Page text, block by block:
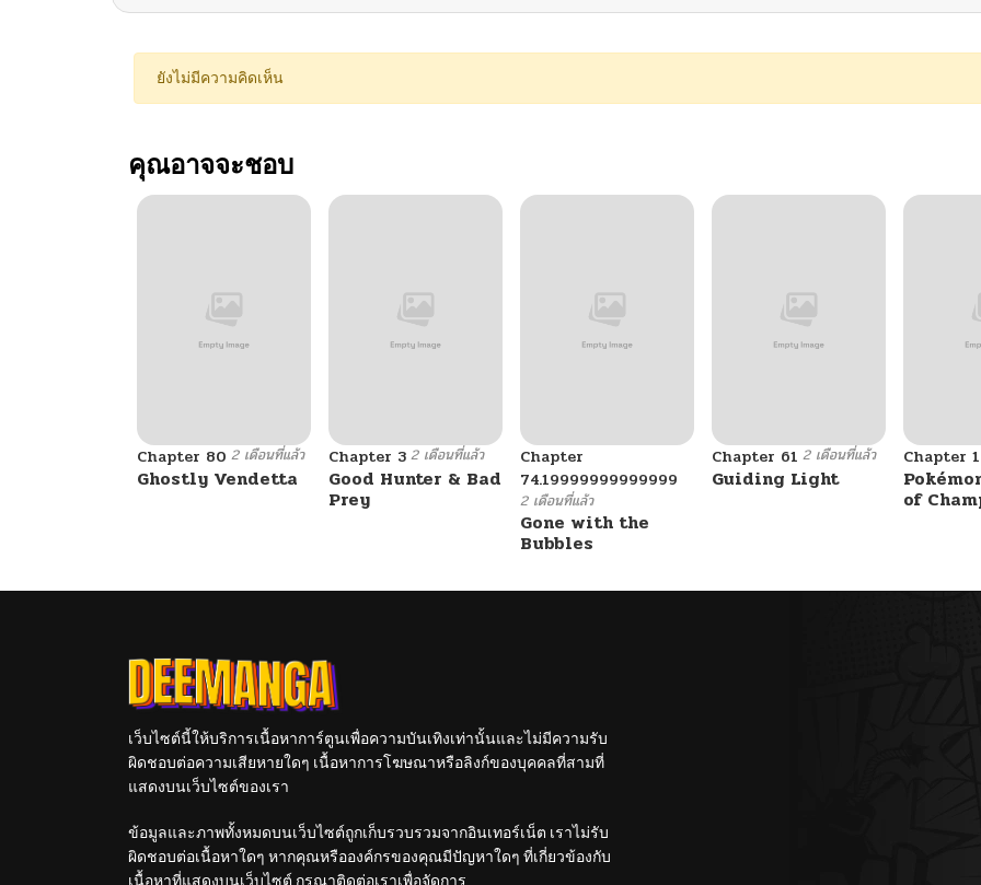
ยังไม่มีความคิดเห็น
คุณอาจจะชอบ
Chapter 80 2 เดือนที่แล้ว
Ghostly Vendetta
Chapter 3 2 เดือนที่แล้ว
Good Hunter & Bad
Prey
Chapter
74.19999999999999
2 เดือนที่แล้ว
Gone with the
Bubbles
Chapter 61 2 เดือนที่แล้ว
Guiding Light
Chapter 1
of
เว็บไซต์นี้ให้บริการเนื้อหาการ์ตูนเพื่อความบันเทิงเท่านั้นและไม่มีความรับ
ผิดชอบต่อความเสียหายใดๆ เนื้อหาการโฆษณาหรือลิงก์ของบุคคลที่สามที่
แสดงบนเว็บไซต์ของเรา
ข้อมูลและภาพทั้งหมดบนเว็บไซต์ถูกเก็บรวบรวมจากอินเทอร์เน็ต เราไม่รับ
ผิดชอบต่อเนื้อหาใดๆ หากคุณหรือองค์กรของคุณมีปัญหาใดๆ ที่เกี่ยวข้องกับ
เนื้อหาที่แสดงบนเว็บไซต์ กรุณาติดต่อเราเพื่อจัดการ